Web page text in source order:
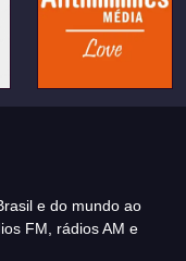
e do mundo ao
FM, rádios AM e